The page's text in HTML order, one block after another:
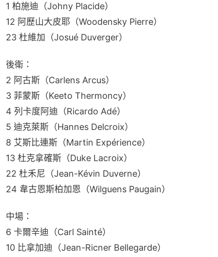
1 柏施迪（Johny Placide）
12 阿歷山大皮耶（Woodensky Pierre）
23 杜維加（Josué Duverger）
後衛：
2 阿古斯（Carlens Arcus）
3 菲蒙斯（Keeto Thermoncy）
4 列卡度阿迪（Ricardo Adé）
5 迪克萊斯（Hannes Delcroix）
8 艾斯比連斯（Martin Expérience）
13 杜克拿確斯（Duke Lacroix）
22 杜禾尼（Jean-Kévin Duverne）
24 韋古恩斯柏加恩（Wilguens Paugain）
中場：
6 卡爾辛迪（Carl Sainté）
10 比拿加迪（Jean-Ricner Bellegarde）